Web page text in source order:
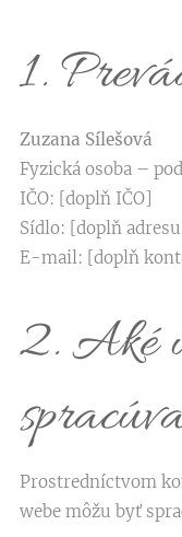
1.
Zuzana Sílešová
Fyzická osoba –
IČO: [doplň IČO]
Sídlo: [doplň
E-mail: [doplň
2. Aké
Prostredníctvom
webe môžu byť